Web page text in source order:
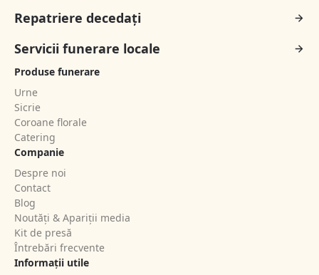
Repatriere decedați
Servicii funerare locale
Produse funerare
Urne
Sicrie
Coroane florale
Catering
Companie
Despre noi
Contact
Blog
Noutăți & Apariții media
Kit de presă
Întrebări frecvente
Informații utile